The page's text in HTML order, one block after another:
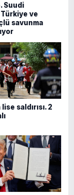
Suudi
ve
savunma
saldırısı. 2